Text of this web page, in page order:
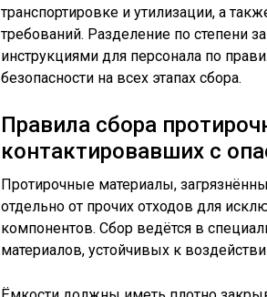
транспортировке и утилизации, а
требований. Разделение по степени
инструкциями для персонала по
безопасности на всех этапах сбора.
Правила сбора
контактировавших с
Протирочные материалы,
отдельно от прочих отходов для
компонентов. Сбор ведётся в
материалов, устойчивых к